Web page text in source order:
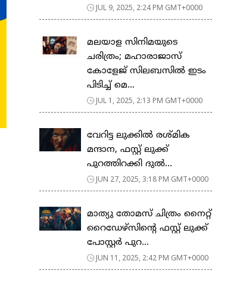
JUL 9, 2025, 2:24 PM GMT+0000
മലയാള സിനിമയുടെ
ചരിത്രം; മഹാരാജാസ്
കോളേജ് സിലബസില്‍ ഇടം
പിടിച്ച് മെ...
JUL 1, 2025, 2:13 PM GMT+0000
വേറിട്ട ലുക്കില്‍ രശ്‍മിക
മന്ദാന, ഫസ്റ്റ് ലുക്ക്
പുറത്തിറക്കി ദുല്‍...
JUN 27, 2025, 3:18 PM GMT+0000
മാത്യു തോമസ് ചിത്രം നൈറ്റ്
റൈഡേഴ്സിന്റെ ഫസ്റ്റ് ലുക്ക്
പോസ്റ്റർ പുറ...
JUN 11, 2025, 2:42 PM GMT+0000